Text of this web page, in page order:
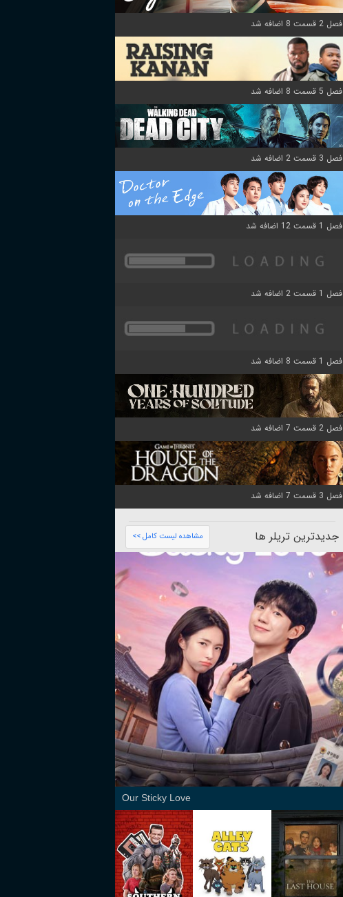
فصل 2 قسمت 8 اضافه شد
فصل 5 قسمت 8 اضافه شد
فصل 3 قسمت 2 اضافه شد
فصل 1 قسمت 12 اضافه شد
فصل 1 قسمت 2 اضافه شد
فصل 1 قسمت 8 اضافه شد
فصل 2 قسمت 7 اضافه شد
فصل 3 قسمت 7 اضافه شد
جدیدترین تریلر ها مشاهده لیست کامل >>
Our Sticky Love